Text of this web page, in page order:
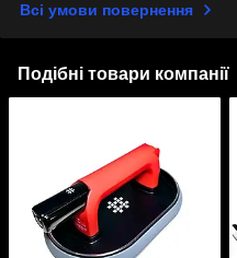
Всі умови повернення
Подібні товари компанії